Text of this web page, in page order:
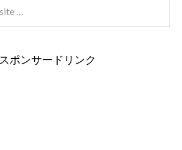
スポンサードリンク